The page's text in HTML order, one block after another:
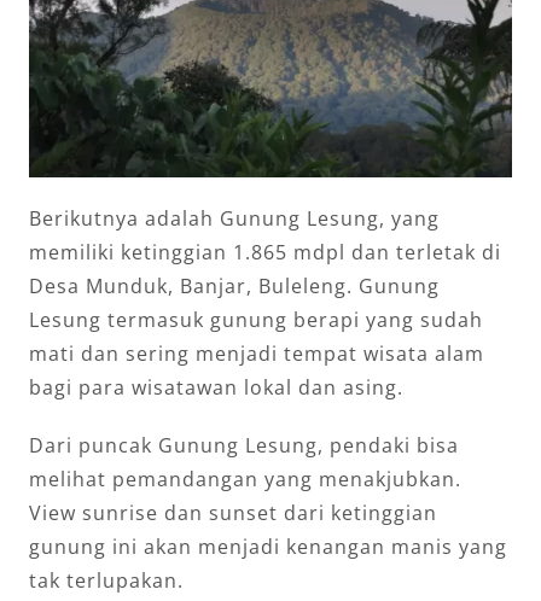
Berikutnya adalah Gunung Lesung, yang
memiliki ketinggian 1.865 mdpl dan terletak di
Desa Munduk, Banjar, Buleleng. Gunung
Lesung termasuk gunung berapi yang sudah
mati dan sering menjadi tempat wisata alam
bagi para wisatawan lokal dan asing.
Dari puncak Gunung Lesung, pendaki bisa
melihat pemandangan yang menakjubkan.
View sunrise dan sunset dari ketinggian
gunung ini akan menjadi kenangan manis yang
tak terlupakan.